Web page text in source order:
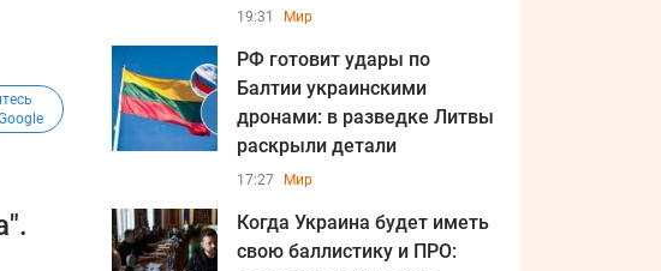
19:31 Мир
РФ готовит удары по
Балтии украинскими
дронами: в разведке Литвы
раскрыли детали
17:27 Мир
Когда Украина будет иметь
свою баллистику и ПРО: